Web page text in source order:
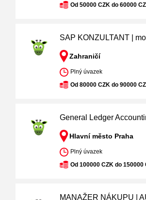
Od 50000 CZK do 60000
SAP KONZULTANT |
Zahraničí
Plný úvazek
Od 80000 CZK do 90000
General Ledger
Hlavní město Praha
Plný úvazek
Od 100000 CZK do 150000
MANAŽER NÁKUPU |